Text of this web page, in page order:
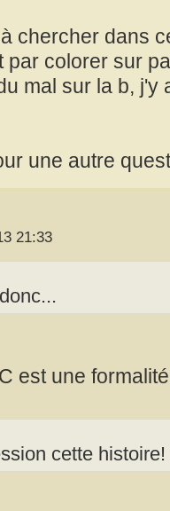
chercher dans
par colorer sur
mal sur la b,
une autre
21:33
est une
cette histoire!